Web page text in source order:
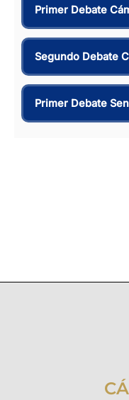
Primer Debate
Segundo Debate
Primer Debate